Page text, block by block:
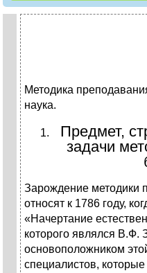
Методика
наука.
Предмет,
задачи
Зарождение методики
относят к 1786 году,
«Начертание
которого являлся В.Ф.
основоположником
специалистов,